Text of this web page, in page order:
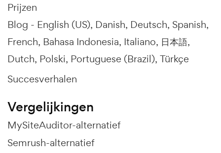
Prijzen
Blog - English (US) Danish Deutsch Spanish
French Bahasa Indonesia Italiano 日本語
Dutch Polski Portuguese (Brazil) Türkçe
Succesverhalen
Vergelijkingen
MySiteAuditor-alternatief
Semrush-alternatief